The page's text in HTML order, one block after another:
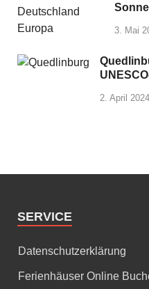
3. Mai
2. April 2024
SERVICE
Datenschutzerklärung
Ferienhäuser Online